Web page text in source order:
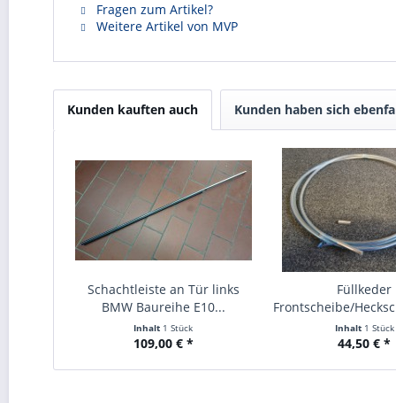
Fragen zum Artikel?
Weitere Artikel von MVP
Kunden kauften auch Kunden haben sich
Schachtleiste an Tür links
BMW Baureihe E10...
Inhalt 1 Stück
109,00 € *
Füllkeder
Frontscheibe/
Inhalt 1 Stück
44,50 € *